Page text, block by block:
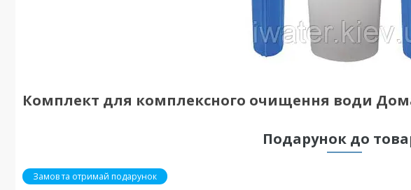
Комплект для комплексного очищення води
Подарунок до
Замов та отримай подарунок